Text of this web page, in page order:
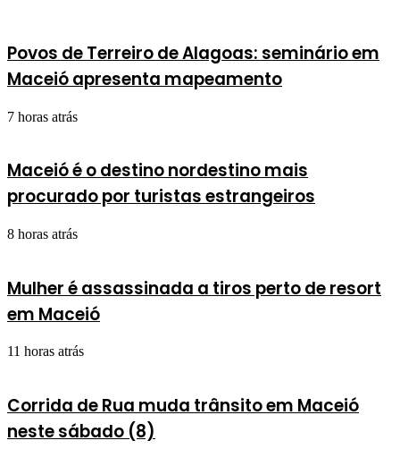
Povos de Terreiro de Alagoas: seminário em
Maceió apresenta mapeamento
7 horas atrás
Maceió é o destino nordestino mais
procurado por turistas estrangeiros
8 horas atrás
Mulher é assassinada a tiros perto de resort
em Maceió
11 horas atrás
Corrida de Rua muda trânsito em Maceió
neste sábado (8)